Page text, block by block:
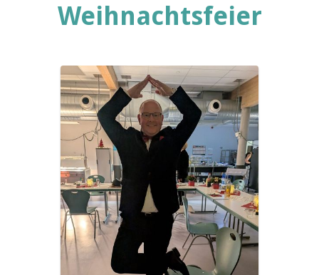
Weihnachtsfeier